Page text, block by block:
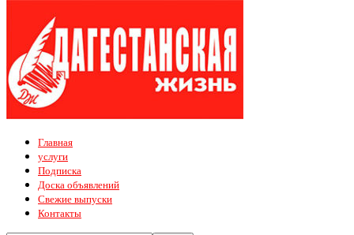
Главная
услуги
Подписка
Доска объявлений
Свежие выпуски
Контакты